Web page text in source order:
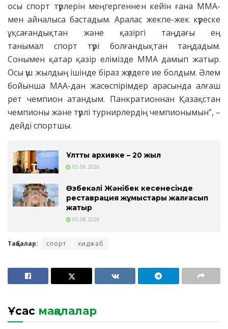
осы спорт түрлерін меңгергеннен кейін ғана ММА-
мен айналыса бастадым. Аралас жекпе-жек күреске
ұқсағандықтан және қазіргі таңдағы ең
танымал спорт түрі болғандықтан таңдадым.
Сонымен қатар қазір елімізде ММА дамып жатыр.
Осы үш жылдың ішінде біраз жүлдеге ие болдым. Әлем
бойынша МАА-дан жасөспірімдер арасында алғаш
рет чемпион атандым. Панкратионнан Қазақстан
чемпионы және түрлі турнирлердің чемпионымын”, –
дейді спортшы.
Ұлттық архивке – 20 жыл
05.08.2026
Өзбекәлі Жәнібек кесенесінде
реставрация жұмыстары жалғасып
жатыр
05.08.2026
Таңбалар: спорт хиджаб
Ұқсас мақалалар